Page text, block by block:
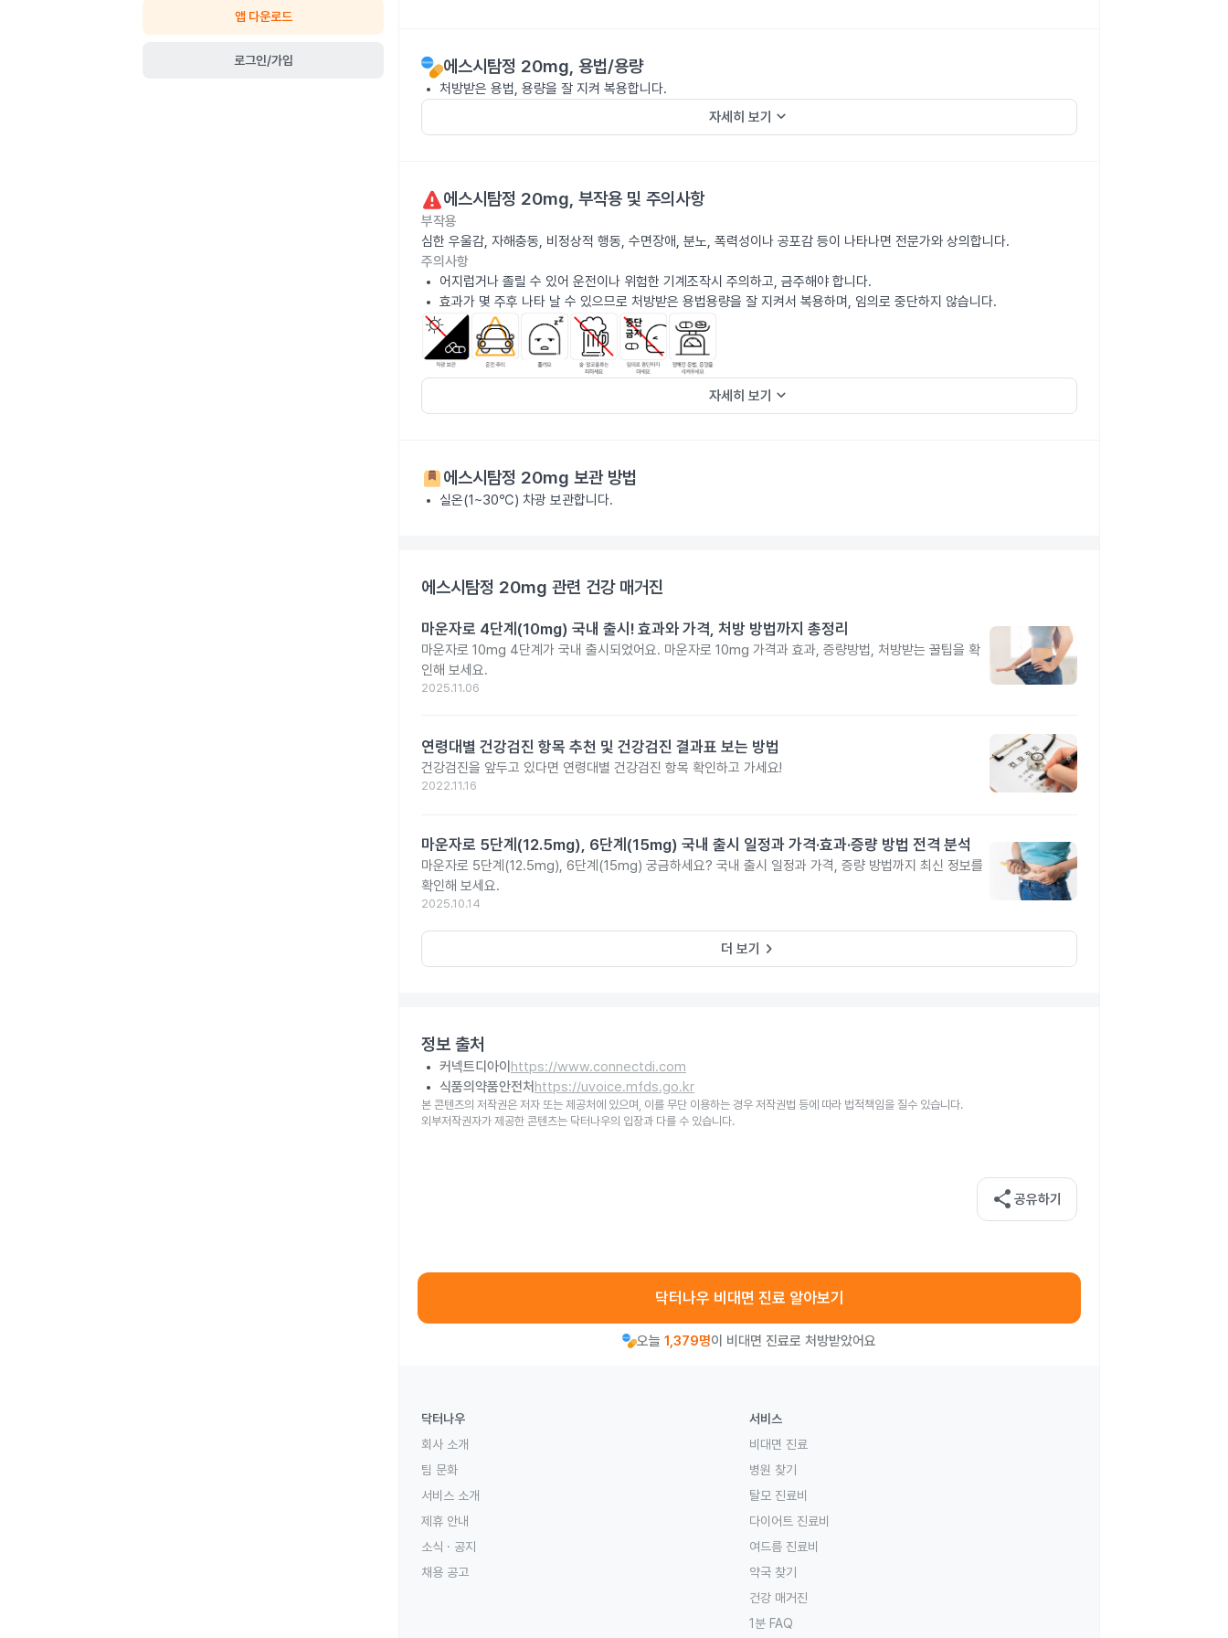
앱 다운로드
로그인/가입 에스시탐정 20mg, 용법/용량
처방받은 용법, 용량을 잘 지켜 복용합니다.
자세히 보기 keyboard_arrow_down
에스시탐정 20mg, 부작용 및 주의사항
부작용
심한 우울감, 자해충동, 비정상적 행동, 수면장애, 분노, 폭력성이나 공포감 등이 나타나면 전문가와 상의합니다.
주의사항
어지럽거나 졸릴 수 있어 운전이나 위험한 기계조작시 주의하고, 금주해야 합니다.
효과가 몇 주후 나타 날 수 있으므로 처방받은 용법용량을 잘 지켜서 복용하며, 임의로 중단하지 않습니다.
자세히 보기 keyboard_arrow_down
에스시탐정 20mg 보관 방법
실온(1~30℃) 차광 보관합니다.
에스시탐정 20mg 관련 건강 매거진
마운자로 4단계(10mg) 국내 출시! 효과와 가격, 처방 방법까지 총정리
마운자로 10mg 4단계가 국내 출시되었어요. 마운자로 10mg 가격과 효과, 증량방법, 처방받는 꿀팁을 확
인해 보세요.
2025.11.06
연령대별 건강검진 항목 추천 및 건강검진 결과표 보는 방법
건강검진을 앞두고 있다면 연령대별 건강검진 항목 확인하고 가세요!
2022.11.16
마운자로 5단계(12.5mg), 6단계(15mg) 국내 출시 일정과 가격·효과·증량 방법 전격 분석
마운자로 5단계(12.5mg), 6단계(15mg) 궁금하세요? 국내 출시 일정과 가격, 증량 방법까지 최신 정보를
확인해 보세요.
2025.10.14
더 보기 keyboard_arrow_right
정보 출처
커넥트디아이 https://www.connectdi.com
식품의약품안전처 https://uvoice.mfds.go.kr
본 콘텐츠의 저작권은 저자 또는 제공처에 있으며, 이를 무단 이용하는 경우 저작권법 등에 따라 법적책임을 질수 있습니다.
외부저작권자가 제공한 콘텐츠는 닥터나우의 입장과 다를 수 있습니다.
share 공유하기
닥터나우 비대면 진료 알아보기
오늘 1,379명이 비대면 진료로 처방받았어요
닥터나우
회사 소개
팀 문화
서비스 소개
제휴 안내
소식 · 공지
채용 공고
서비스
비대면 진료
병원 찾기
탈모 진료비
다이어트 진료비
여드름 진료비
약국 찾기
건강 매거진
1분 FAQ